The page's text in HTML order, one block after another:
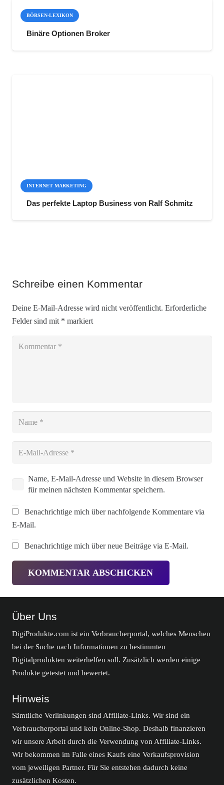
BÖRSEN-LEXIKON
Binäre Optionen Broker
INTERNET MARKETING
Das perfekte Laptop Business von Ralf Schmitz
Schreibe einen Kommentar
Deine E-Mail-Adresse wird nicht veröffentlicht. Erforderliche
Felder sind mit * markiert
Name, E-Mail-Adresse und Website in diesem Browser
für meinen nächsten Kommentar speichern.
Benachrichtige mich über nachfolgende Kommentare via
E-Mail.
Benachrichtige mich über neue Beiträge via E-Mail.
KOMMENTAR ABSCHICKEN
Über Uns
DigiProdukte.com ist ein Verbraucherportal, welches Menschen
bei der Suche nach Informationen zu bestimmten
Digitalprodukten weiterhelfen soll. Zusätzlich werden einige
Produkte getestet und bewertet.
Hinweis
Sämtliche Verlinkungen sind Affiliate-Links. Wir sind ein
Verbraucherportal und kein Online-Shop. Deshalb finanzieren
wir unsere Arbeit durch die Verwendung von Affiliate-Links.
Wir bekommen im Falle eines Kaufs eine Verkaufsprovision
vom jeweiligen Partner. Für Sie entstehen dadurch keine
zusätzlichen Kosten.